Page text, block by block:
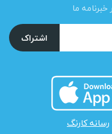
ما
اشتراک
رسانه کارنگ